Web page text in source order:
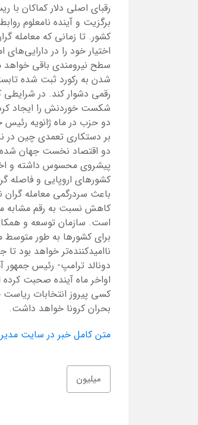
رقبای اصلی دلار کماکان با
برگزیت و آینده نامعلوم
کشور. تا زمانی که معامله
اختیار خود را در
سطح نیرومندی باقی خواهد
شدن به رکورد ثبت شده
رقمی دشوار کند. در
شکست خوردنش را ایجاد
دو حزب در ماه ژانویه
بر دستکاری تعمدی چین در
دو اقتصاد نخست جهان شده
پیشروی محسوس داشته و
کشورهای اروپایی و فاصله
است. سازمان توسعه و
دونالد ترامپ- رئیس جمهور
اواخر ماه آینده صحبت
کسی پیروز انتخابات
بحران کرونا خواهد داشت.
متن کامل خبر در سایت مدیر
میلیون